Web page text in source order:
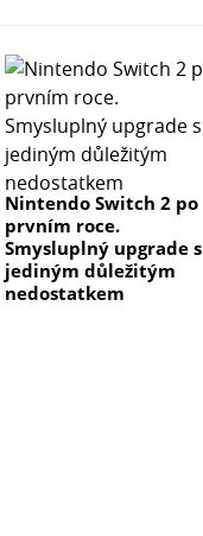
Nintendo Switch 2 po
prvním roce.
Smysluplný upgrade s
jediným důležitým
nedostatkem